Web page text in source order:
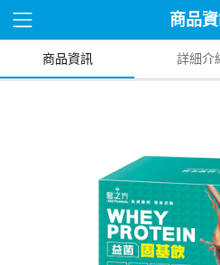
商品
商品資訊 詳細介